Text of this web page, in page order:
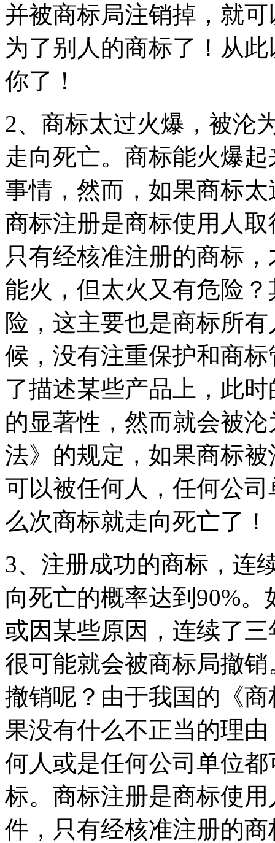
并被商标局注销掉，就
为了别人的商标了！从
你了！
2、商标太过火爆，被沦
走向死亡。商标能火爆
事情，然而，如果商标
商标注册是商标使用人
只有经核准注册的商标
能火，但太火又有危险
险，这主要也是商标所
候，没有注重保护和商
了描述某些产品上，此
的显著性，然而就会被
法》的规定，如果商标
可以被任何人，任何公
么次商标就走向死亡了！
3、注册成功的商标，连
向死亡的概率达到90%
或因某些原因，连续了
很可能就会被商标局撤
撤销呢？由于我国的《
果没有什么不正当的理
何人或是任何公司单位
标。商标注册是商标使
件，只有经核准注册的